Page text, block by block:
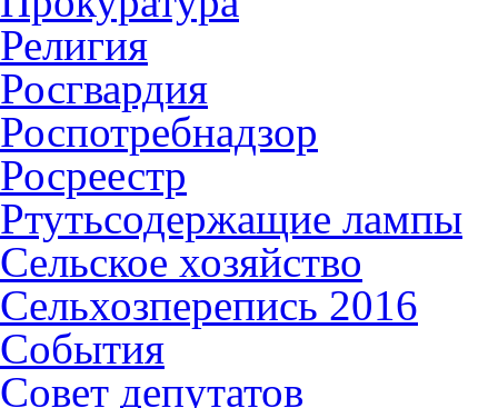
Религия
Росгвардия
Роспотребнадзор
Росреестр
Ртутьсодержащие лампы
Сельское хозяйство
Сельхозперепись 2016
События
Совет депутатов